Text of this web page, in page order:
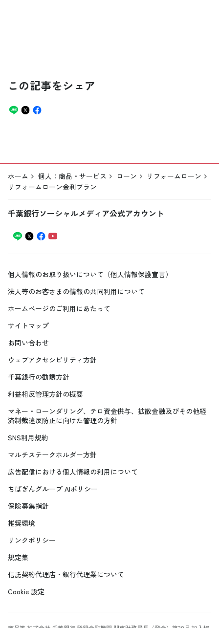
この記事をシェア
ホーム 個人：商品・サービス ローン
リフォームローン
リフォームローン金利プラン
千葉銀行ソーシャルメディア公式アカウント
個人情報のお取り扱いについて（個人情報保護宣言）
法人等のお客さまの情報の共同利用について
ホームページのご利用にあたって
サイトマップ
お問い合わせ
ウェブアクセシビリティ方針
千葉銀行の勧誘方針
利益相反管理方針の概要
マネー・ローンダリング、テロ資金供与、拡散金融及びその他経
済制裁違反防止に向けた管理の方針
SNS利用規約
マルチステークホルダー方針
広告配信における個人情報の利用について
ちばぎんグループ AIポリシー
保険募集指針
推奨環境
リンクポリシー
規定集
信託契約代理店・銀行代理業について
Cookie 設定